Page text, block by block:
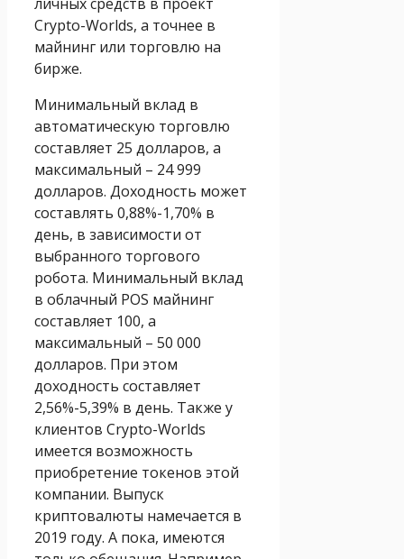
Crypto-Worlds, а точнее в
майнинг или торговлю на
бирже.
Минимальный вклад в
автоматическую торговлю
составляет 25 долларов, а
максимальный – 24 999
долларов. Доходность может
составлять 0,88%-1,70% в
день, в зависимости от
выбранного торгового
робота. Минимальный вклад
в облачный POS майнинг
составляет 100, а
максимальный – 50 000
долларов. При этом
доходность составляет
2,56%-5,39% в день. Также у
клиентов Crypto-Worlds
имеется возможность
приобретение токенов этой
компании. Выпуск
криптовалюты намечается в
2019 году. А пока, имеются